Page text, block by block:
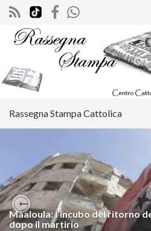
Search for:
Rassegna Stampa Cattolica
Maaloula: l’incubo del ritorno
dopo il martirio
Previous